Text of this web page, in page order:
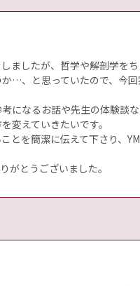
ましたが、哲学や解剖学を
…、と思っていたので、今
になるお話や先生の体験談
変えていきたいです。
とを簡潔に伝えて下さり、
がとうございました。